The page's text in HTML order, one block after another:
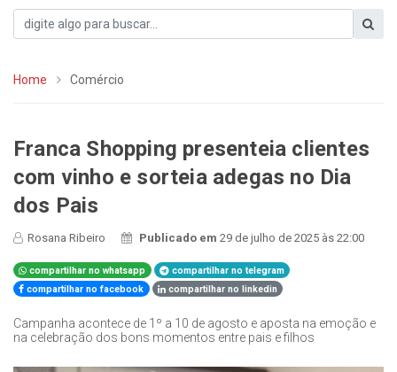
Home Comércio
Franca Shopping presenteia clientes
com vinho e sorteia adegas no Dia
dos Pais
Rosana Ribeiro Publicado em29 de julho de 2025 às 22:00
compartilhar no whatsapp
compartilhar no telegram
compartilhar no facebook
compartilhar no linkedin
Campanha acontece de 1º a 10 de agosto e aposta na emoção e
na celebração dos bons momentos entre pais e filhos